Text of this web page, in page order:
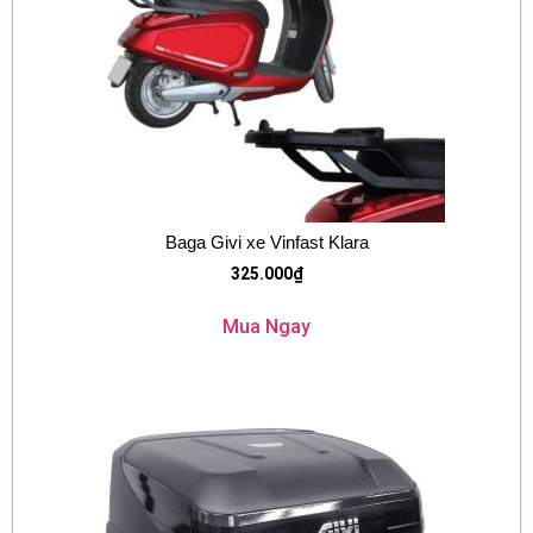
Baga Givi xe Vinfast Klara
325.000₫
Mua Ngay